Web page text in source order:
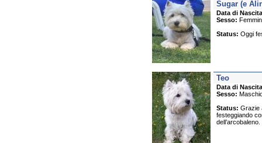
Sugar (e
Data di
Sesso:
Status: Oggi
Teo
Data di
Sesso:
Status: Grazie
festeggiando
dell’arcobaleno.